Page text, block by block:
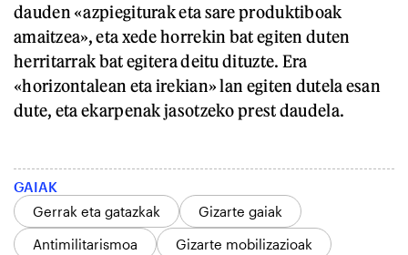
dauden «azpiegiturak eta sare produktiboak
amaitzea», eta xede horrekin bat egiten duten
herritarrak bat egitera deitu dituzte. Era
«horizontalean eta irekian» lan egiten dutela esan
dute, eta ekarpenak jasotzeko prest daudela.
GAIAK
Gerrak eta gatazkak
Gizarte gaiak
Antimilitarismoa
Gizarte mobilizazioak